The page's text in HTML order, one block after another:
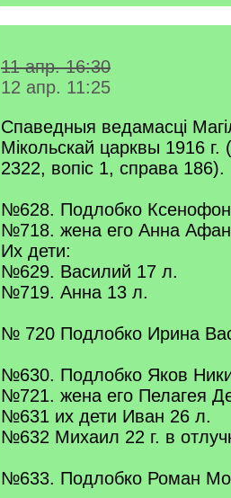
11 апр. 16:30
12 апр. 11:25
Спаведныя ведамасці
Мікольскай царквы 1916
2322, вопіс 1, справа
№628. Подлобко
№718. жена его Анна
Их дети:
№629. Василий 17 л.
№719. Анна 13 л.
№ 720 Подлобко Ирина
№630. Подлобко Яков
№721. жена его Пелагея
№631 их дети Иван 26 л.
№632 Михаил 22 г. в
№633. Подлобко Роман